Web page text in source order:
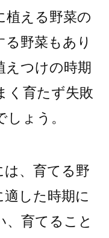
植える野菜の
野菜もあり
えつけの時期
く育たず失敗
ょう。
は、育てる野
した時期に
、育てること